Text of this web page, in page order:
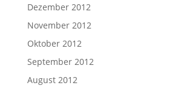
Dezember 2012
November 2012
Oktober 2012
September 2012
August 2012